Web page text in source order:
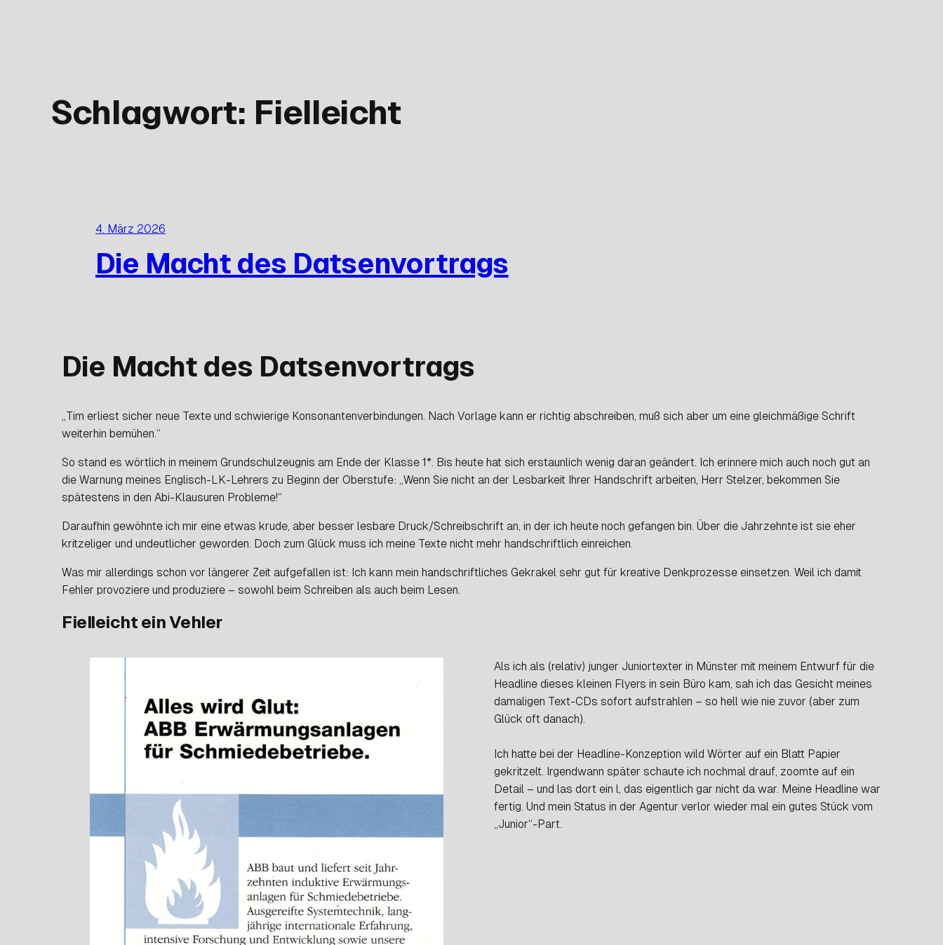
Schlagwort: Fielleicht
4. März 2026
Die Macht des Datsenvortrags
Die Macht des Datsenvortrags
„Tim erliest sicher neue Texte und schwierige Konsonantenverbindungen. Nach Vorlage kann er richtig abschreiben, muß sich aber um eine gleichmäßige Schrift
weiterhin bemühen.“
So stand es wörtlich in meinem Grundschulzeugnis am Ende der Klasse 1*. Bis heute hat sich erstaunlich wenig daran geändert. Ich erinnere mich auch noch gut an
die Warnung meines Englisch-LK-Lehrers zu Beginn der Oberstufe: „Wenn Sie nicht an der Lesbarkeit Ihrer Handschrift arbeiten, Herr Stelzer, bekommen Sie
spätestens in den Abi-Klausuren Probleme!“
Daraufhin gewöhnte ich mir eine etwas krude, aber besser lesbare Druck/Schreibschrift an, in der ich heute noch gefangen bin. Über die Jahrzehnte ist sie eher
kritzeliger und undeutlicher geworden. Doch zum Glück muss ich meine Texte nicht mehr handschriftlich einreichen.
Was mir allerdings schon vor längerer Zeit aufgefallen ist: Ich kann mein handschriftliches Gekrakel sehr gut für kreative Denkprozesse einsetzen. Weil ich damit
Fehler provoziere und produziere – sowohl beim Schreiben als auch beim Lesen.
Fielleicht ein Vehler
Als ich als (relativ) junger Juniortexter in Münster mit meinem Entwurf für die
Headline dieses kleinen Flyers in sein Büro kam, sah ich das Gesicht meines
damaligen Text-CDs sofort aufstrahlen – so hell wie nie zuvor (aber zum
Glück oft danach).
Ich hatte bei der Headline-Konzeption wild Wörter auf ein Blatt Papier
gekritzelt. Irgendwann später schaute ich nochmal drauf, zoomte auf ein
Detail – und las dort ein l, das eigentlich gar nicht da war. Meine Headline war
fertig. Und mein Status in der Agentur verlor wieder mal ein gutes Stück vom
„Junior“-Part.